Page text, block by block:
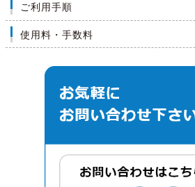
ご利用手順
使用料・手数料